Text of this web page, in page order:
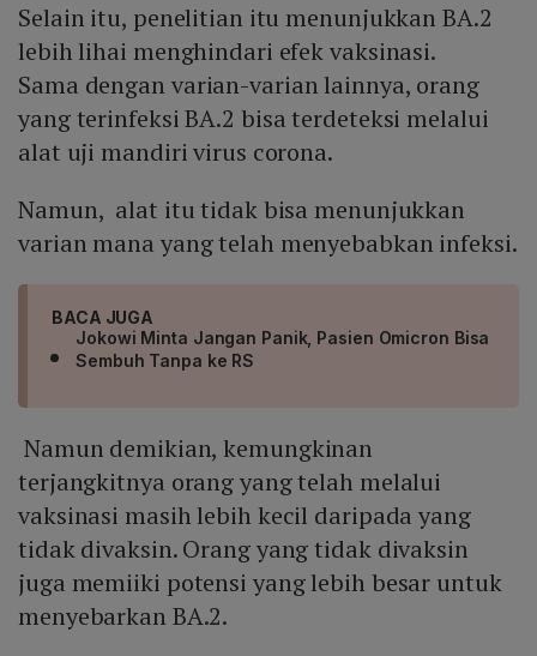
Selain itu, penelitian itu menunjukkan BA.2
lebih lihai menghindari efek vaksinasi.
Sama dengan varian-varian lainnya, orang
yang terinfeksi BA.2 bisa terdeteksi melalui
alat uji mandiri virus corona.
Namun, alat itu tidak bisa menunjukkan
varian mana yang telah menyebabkan infeksi.
BACA JUGA
Jokowi Minta Jangan Panik, Pasien Omicron Bisa
Sembuh Tanpa ke RS
Namun demikian, kemungkinan
terjangkitnya orang yang telah melalui
vaksinasi masih lebih kecil daripada yang
tidak divaksin. Orang yang tidak divaksin
juga memiiki potensi yang lebih besar untuk
menyebarkan BA.2.